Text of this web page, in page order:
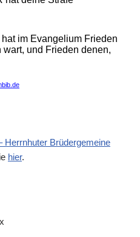
Herrnhuter Brüdergemeine
hier.